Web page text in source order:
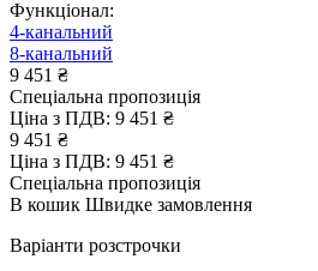
Функціонал:
4-канальний
8-канальний
9 451 ₴
Спеціальна пропозиція
Ціна з ПДВ: 9 451 ₴
9 451 ₴
Ціна з ПДВ: 9 451 ₴
Спеціальна пропозиція
В кошик Швидке замовлення
Варіанти розстрочки